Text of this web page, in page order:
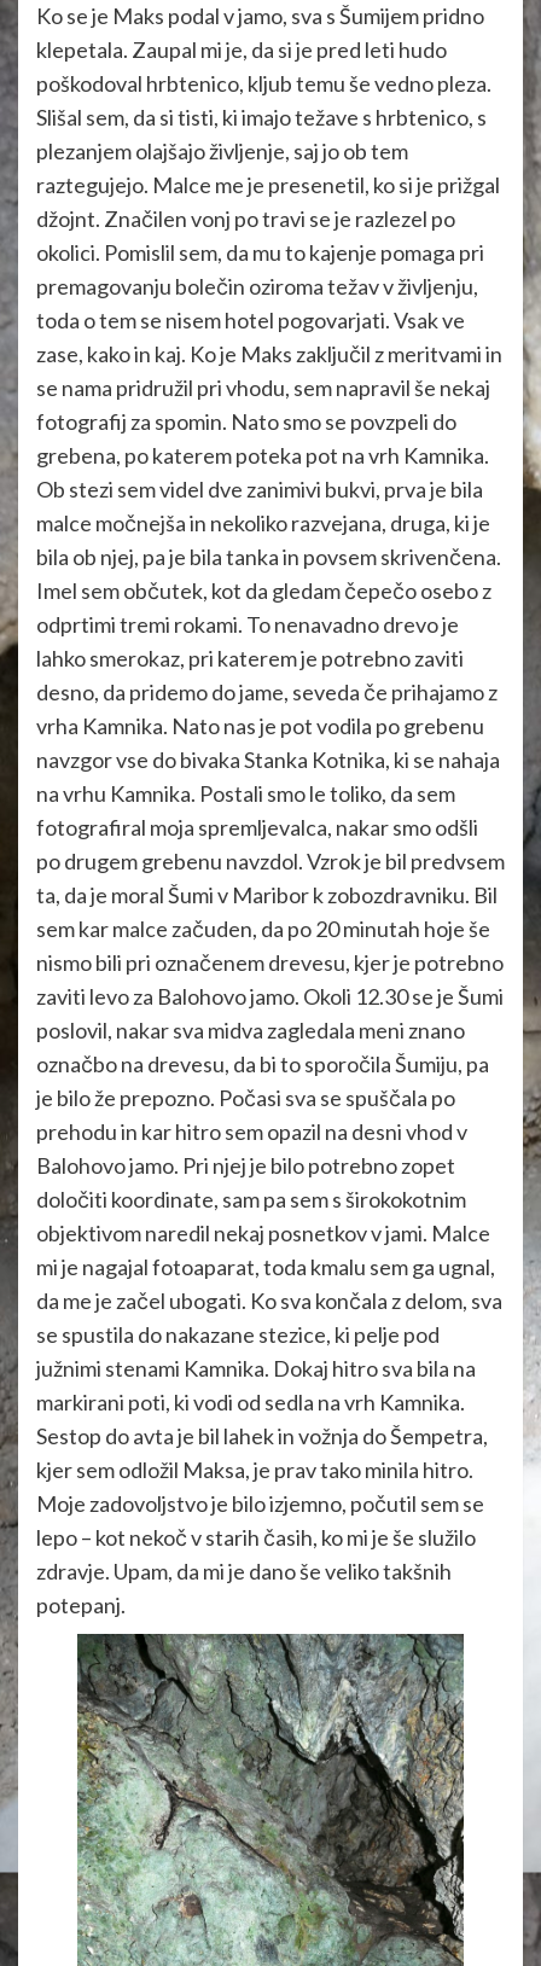
Ko se je Maks podal v jamo, sva s Šumijem pridno
klepetala. Zaupal mi je, da si je pred leti hudo
poškodoval hrbtenico, kljub temu še vedno pleza.
Slišal sem, da si tisti, ki imajo težave s hrbtenico, s
plezanjem olajšajo življenje, saj jo ob tem
raztegujejo. Malce me je presenetil, ko si je prižgal
džojnt. Značilen vonj po travi se je razlezel po
okolici. Pomislil sem, da mu to kajenje pomaga pri
premagovanju bolečin oziroma težav v življenju,
toda o tem se nisem hotel pogovarjati. Vsak ve
zase, kako in kaj. Ko je Maks zaključil z meritvami in
se nama pridružil pri vhodu, sem napravil še nekaj
fotografij za spomin. Nato smo se povzpeli do
grebena, po katerem poteka pot na vrh Kamnika.
Ob stezi sem videl dve zanimivi bukvi, prva je bila
malce močnejša in nekoliko razvejana, druga, ki je
bila ob njej, pa je bila tanka in povsem skrivenčena.
Imel sem občutek, kot da gledam čepečo osebo z
odprtimi tremi rokami. To nenavadno drevo je
lahko smerokaz, pri katerem je potrebno zaviti
desno, da pridemo do jame, seveda če prihajamo z
vrha Kamnika. Nato nas je pot vodila po grebenu
navzgor vse do bivaka Stanka Kotnika, ki se nahaja
na vrhu Kamnika. Postali smo le toliko, da sem
fotografiral moja spremljevalca, nakar smo odšli
po drugem grebenu navzdol. Vzrok je bil predvsem
ta, da je moral Šumi v Maribor k zobozdravniku. Bil
sem kar malce začuden, da po 20 minutah hoje še
nismo bili pri označenem drevesu, kjer je potrebno
zaviti levo za Balohovo jamo. Okoli 12.30 se je Šumi
poslovil, nakar sva midva zagledala meni znano
označbo na drevesu, da bi to sporočila Šumiju, pa
je bilo že prepozno. Počasi sva se spuščala po
prehodu in kar hitro sem opazil na desni vhod v
Balohovo jamo. Pri njej je bilo potrebno zopet
določiti koordinate, sam pa sem s širokokotnim
objektivom naredil nekaj posnetkov v jami. Malce
mi je nagajal fotoaparat, toda kmalu sem ga ugnal,
da me je začel ubogati. Ko sva končala z delom, sva
se spustila do nakazane stezice, ki pelje pod
južnimi stenami Kamnika. Dokaj hitro sva bila na
markirani poti, ki vodi od sedla na vrh Kamnika.
Sestop do avta je bil lahek in vožnja do Šempetra,
kjer sem odložil Maksa, je prav tako minila hitro.
Moje zadovoljstvo je bilo izjemno, počutil sem se
lepo – kot nekoč v starih časih, ko mi je še služilo
zdravje. Upam, da mi je dano še veliko takšnih
potepanj.